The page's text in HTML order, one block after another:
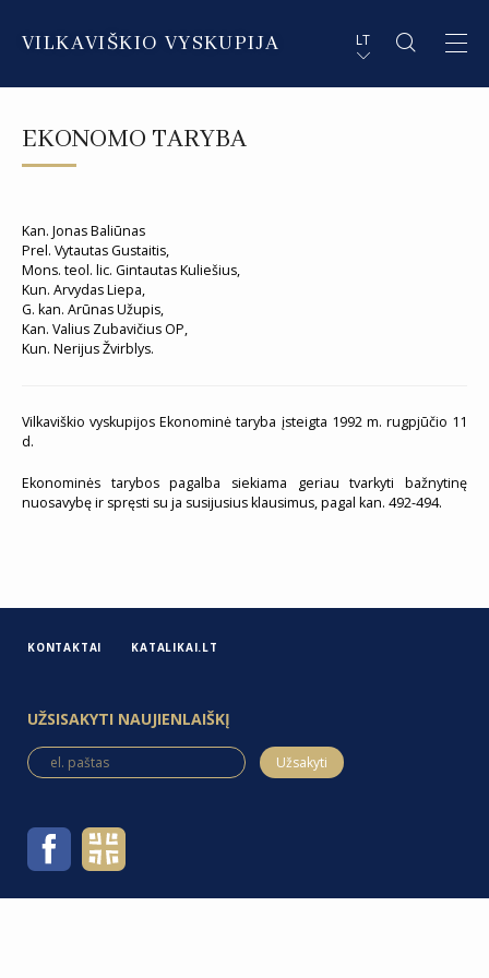
VILKAVIŠKIO VYSKUPIJA LT
DEKANATAI IR PARAPIJOS
PAŠVĘSTAS GYVENIMAS
EKONOMO TARYBA
Kan. Jonas Baliūnas
Prel. Vytautas Gustaitis,
Mons. teol. lic. Gintautas Kuliešius,
Kun. Arvydas Liepa,
G. kan. Arūnas Užupis,
Kan. Valius Zubavičius OP,
Kun. Nerijus Žvirblys.
Vilkaviškio vyskupijos Ekonominė taryba įsteigta 1992 m. rugpjūčio 11
d.
Ekonominės tarybos pagalba siekiama geriau tvarkyti bažnytinę
nuosavybę ir spręsti su ja susijusius klausimus, pagal kan. 492-494.
KONTAKTAI KATALIKAI.LT
UŽSISAKYTI NAUJIENLAIŠKĮ